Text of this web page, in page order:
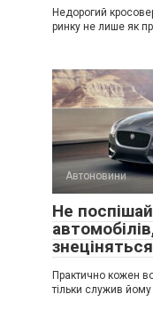
Недорогий
ринку не лише як
Автоновини
Не
Практично кожен
тільки служив